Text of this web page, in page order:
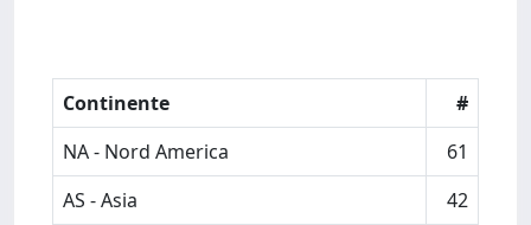
Continente
#
NA - Nord America
61
AS - Asia
42